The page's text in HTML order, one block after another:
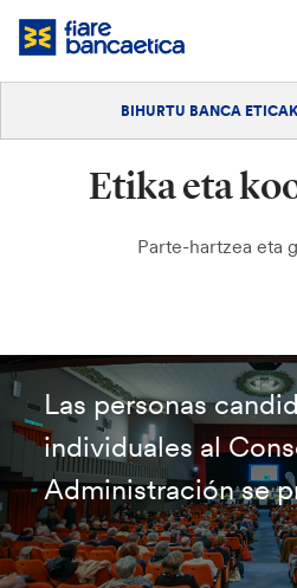
Pasatu
edukia
Bihurtu bezero
BIHURTU BANCA
Etika eta
Parte-hartzea eta
Las personas
individuales al
Administración se